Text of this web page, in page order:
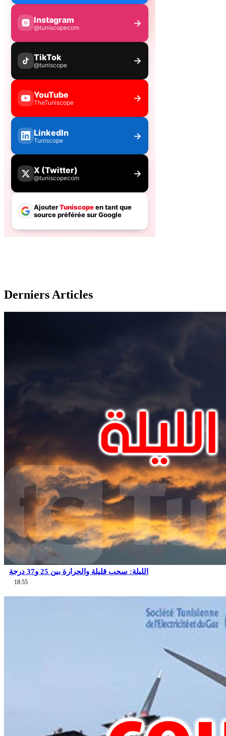
Derniers Articles
الليلة: سحب قليلة والحرارة بين 25 و37 درجة
18:55